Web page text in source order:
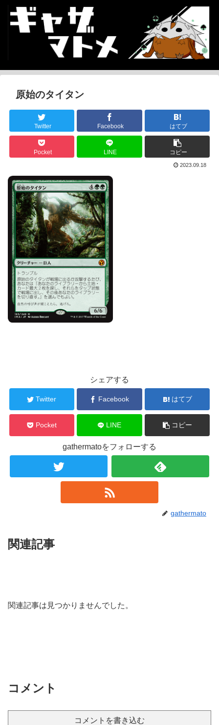
原始のタイタン
Twitter Facebook はてブ
Pocket LINE コピー
2023.09.18
シェアする
Twitter Facebook はてブ
Pocket LINE コピー
gathermatoをフォローする
gathermato
関連記事
関連記事は見つかりませんでした。
コメント
コメントを書き込む